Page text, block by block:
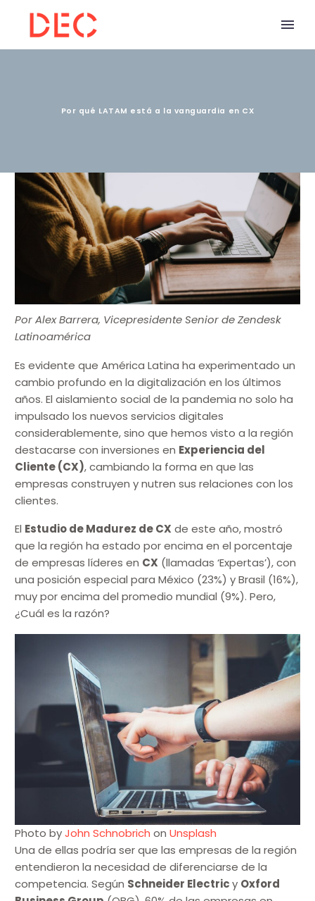
Por qué LATAM está a la vanguardia en CX
Por Alex Barrera, Vicepresidente Senior de Zendesk
Latinoamérica
Es evidente que América Latina ha experimentado un
cambio profundo en la digitalización en los últimos
años. El aislamiento social de la pandemia no solo ha
impulsado los nuevos servicios digitales
considerablemente, sino que hemos visto a la región
destacarse con inversiones en Experiencia del
Cliente (CX), cambiando la forma en que las
empresas construyen y nutren sus relaciones con los
clientes.
El Estudio de Madurez de CX de este año, mostró
que la región ha estado por encima en el porcentaje
de empresas líderes en CX (llamadas ‘Expertas’), con
una posición especial para México (23%) y Brasil (16%),
muy por encima del promedio mundial (9%). Pero,
¿Cuál es la razón?
Photo byJohn Schnobrich on Unsplash
Una de ellas podría ser que las empresas de la región
entendieron la necesidad de diferenciarse de la
competencia. Según Schneider Electricy Oxford